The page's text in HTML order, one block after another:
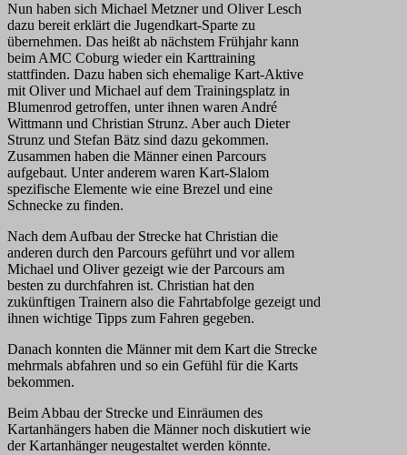
Nun haben sich Michael Metzner und Oliver Lesch
dazu bereit erklärt die Jugendkart-Sparte zu
übernehmen. Das heißt ab nächstem Frühjahr kann
beim AMC Coburg wieder ein Karttraining
stattfinden. Dazu haben sich ehemalige Kart-Aktive
mit Oliver und Michael auf dem Trainingsplatz in
Blumenrod getroffen, unter ihnen waren André
Wittmann und Christian Strunz. Aber auch Dieter
Strunz und Stefan Bätz sind dazu gekommen.
Zusammen haben die Männer einen Parcours
aufgebaut. Unter anderem waren Kart-Slalom
spezifische Elemente wie eine Brezel und eine
Schnecke zu finden.
Nach dem Aufbau der Strecke hat Christian die
anderen durch den Parcours geführt und vor allem
Michael und Oliver gezeigt wie der Parcours am
besten zu durchfahren ist. Christian hat den
zukünftigen Trainern also die Fahrtabfolge gezeigt und
ihnen wichtige Tipps zum Fahren gegeben.
Danach konnten die Männer mit dem Kart die Strecke
mehrmals abfahren und so ein Gefühl für die Karts
bekommen.
Beim Abbau der Strecke und Einräumen des
Kartanhängers haben die Männer noch diskutiert wie
der Kartanhänger neugestaltet werden könnte.